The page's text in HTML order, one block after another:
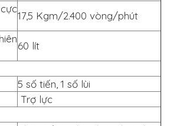
17,5 Kgm/2.400 vòng/phút
60 lít
5 số tiến, 1 số lùi
Trợ lực